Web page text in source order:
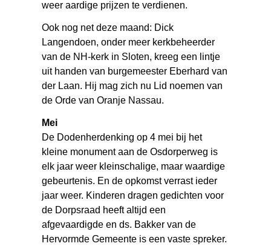
weer aardige prijzen te verdienen.
Ook nog net deze maand: Dick
Langendoen, onder meer kerkbeheerder
van de NH-kerk in Sloten, kreeg een lintje
uit handen van burgemeester Eberhard van
der Laan. Hij mag zich nu Lid noemen van
de Orde van Oranje Nassau.
Mei
De Dodenherdenking op 4 mei bij het
kleine monument aan de Osdorperweg is
elk jaar weer kleinschalige, maar waardige
gebeurtenis. En de opkomst verrast ieder
jaar weer. Kinderen dragen gedichten voor
de Dorpsraad heeft altijd een
afgevaardigde en ds. Bakker van de
Hervormde Gemeente is een vaste spreker.